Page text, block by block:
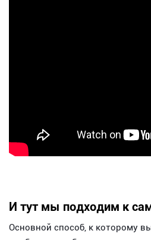
И тут мы подходим к
Основной способ, к которому